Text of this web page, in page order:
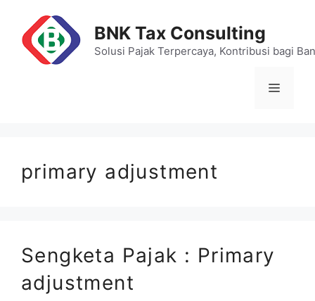
content
BNK Tax Consulting
Solusi Pajak Terpercaya, Kontribusi bagi
Menu
primary adjustment
Sengketa Pajak : Primary
adjustment